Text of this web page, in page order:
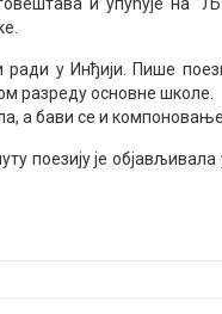
у Инђији. Пише
разреду основне школе.
а бави се и
поезију је